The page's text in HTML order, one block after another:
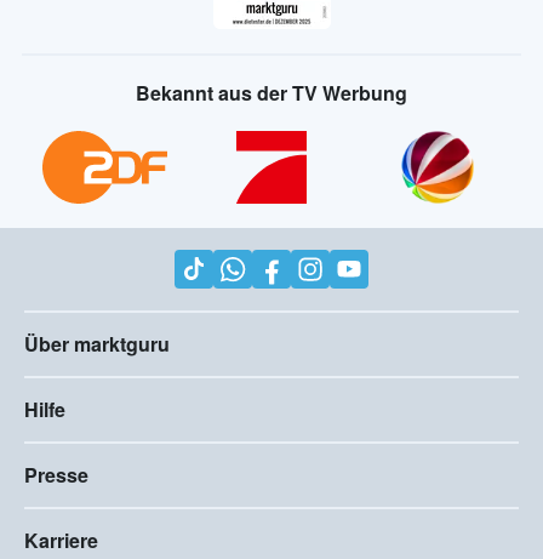
Bekannt aus der TV Werbung
Über marktguru
Hilfe
Presse
Karriere